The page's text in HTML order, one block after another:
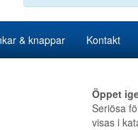
& knappar Kontakt
Öppet
Seriösa
visas i